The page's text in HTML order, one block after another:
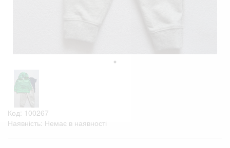
Код: 100267
Наявність: Немає в наявності